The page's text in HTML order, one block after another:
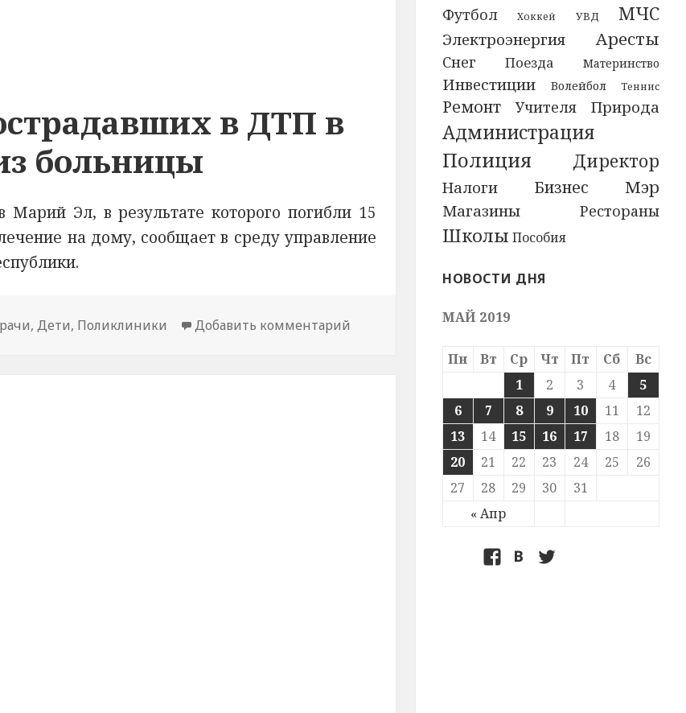
Футбол Хоккей УВД МЧС
Электроэнергия Аресты
Снег Поезда Материнство
Инвестиции Волейбол Теннис
Ремонт Учителя Природа
Администрация
Полиция Директор
Налоги Бизнес Мэр
Магазины Рестораны
Школы Пособия
НОВОСТИ ДНЯ
МАЙ 2019
Пн Вт Ср Чт Пт Сб Вс
« Апр
1 2 3 4
5
6
7 8 9 10 11
12
13
14 15 16 17 18
19
20
21 22 23 24 25
26
27
28 29 30 31
FB VK Twitter
в ДТП в
больницы
Эл, в результате которого погибли 15
на дому, сообщает в среду управление
,Дети, Поликлиники Добавить комментарий к новости Одного из четырех пострадавших в